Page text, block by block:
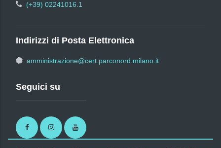
(+39) 02241016.1
Indirizzi di Posta Elettronica
amministrazione@cert.parconord.milano.it
Seguici su
FacebookInstagramYoutube